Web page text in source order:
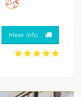
Meer info